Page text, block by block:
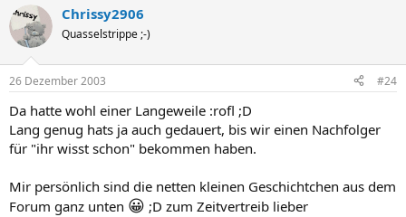
Chrissy2906
Quasselstrippe ;-)
26 Dezember 2003 #24
Da hatte wohl einer Langeweile :rofl ;D
Lang genug hats ja auch gedauert, bis wir einen Nachfolger
für "ihr wisst schon" bekommen haben.
Mir persönlich sind die netten kleinen Geschichtchen aus dem
Forum ganz unten 😀 ;D zum Zeitvertreib lieber